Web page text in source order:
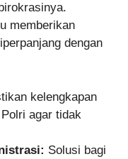
memberikan
dengan
kelengkapan
agar tidak
Solusi bagi